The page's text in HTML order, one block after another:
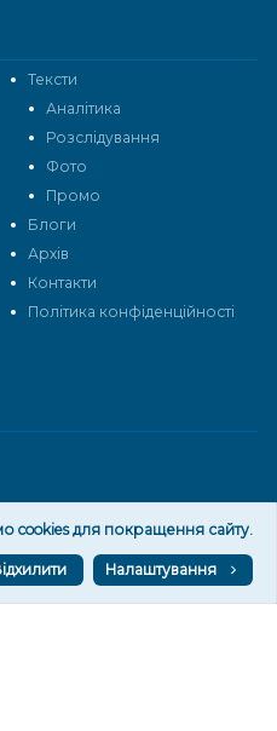
Тексти
Аналітика
Розслідування
Фото
Промо
Блоги
Архів
Контакти
Політика конфіденційності
cookies для покращення сайту.
Налаштування